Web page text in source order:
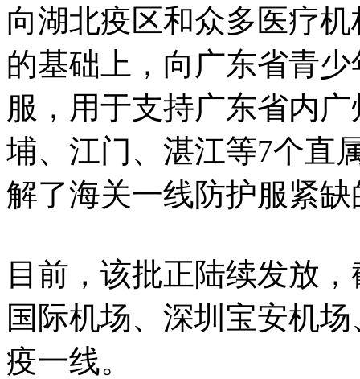
向湖北疫区和众多医疗
的基础上，向广东省青
服，用于支持广东省内
埔、江门、湛江等7个直
解了海关一线防护服紧
目前，该批正陆续发放
国际机场、深圳宝安机
疫一线。